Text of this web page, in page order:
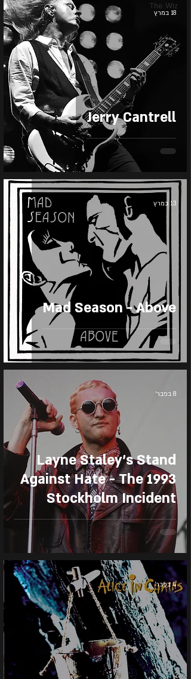
The Wiz
Jerry Cantrell
18 במרץ
Mad Season - Above
13 במרץ
Layne Staley’s Stand
Against Hate - The 1993
Stockholm Incident
8 בפבר׳
4 בפבר׳